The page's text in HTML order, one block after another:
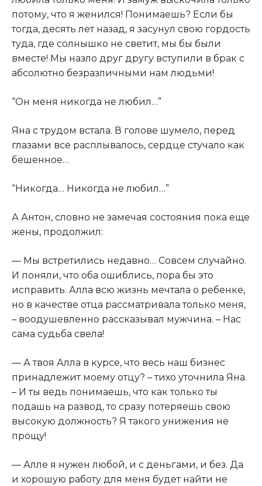
потому, что я женился! Понимаешь? Если бы
тогда, десять лет назад, я засунул свою гордость
туда, где солнышко не светит, мы бы были
вместе! Мы назло друг другу вступили в брак с
абсолютно безразличными нам людьми!
“Он меня никогда не любил…”
Яна с трудом встала. В голове шумело, перед
глазами все расплывалось, сердце стучало как
бешенное…
“Никогда… Никогда не любил…”
А Антон, словно не замечая состояния пока еще
жены, продолжил:
— Мы встретились недавно… Совсем случайно.
И поняли, что оба ошиблись, пора бы это
исправить. Алла всю жизнь мечтала о ребенке,
но в качестве отца рассматривала только меня,
– воодушевленно рассказывал мужчина. – Нас
сама судьба свела!
— А твоя Алла в курсе, что весь наш бизнес
принадлежит моему отцу? – тихо уточнила Яна.
– И ты ведь понимаешь, что как только ты
подашь на развод, то сразу потеряешь свою
высокую должность? Я такого унижения не
прощу!
— Алле я нужен любой, и с деньгами, и без. Да
и хорошую работу для меня будет найти не